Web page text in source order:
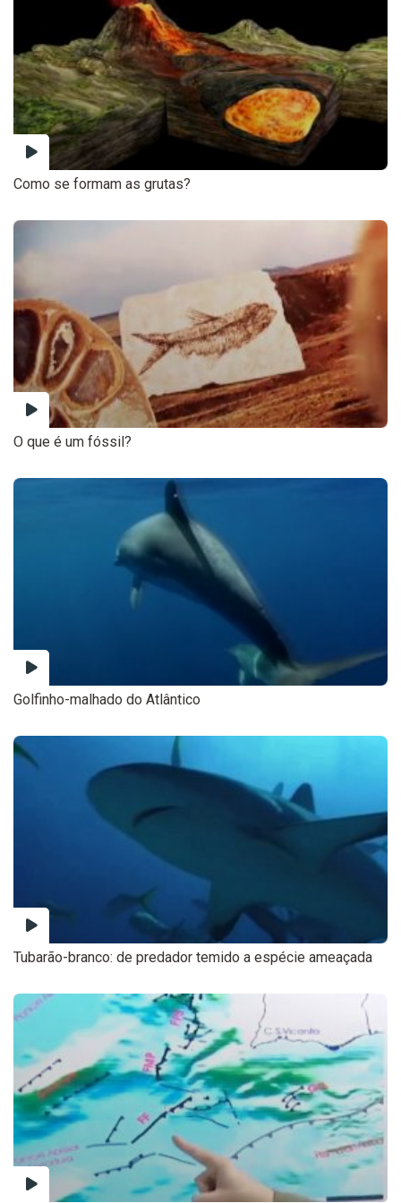
Como se formam as grutas?
O que é um fóssil?
Golfinho-malhado do Atlântico
Tubarão-branco: de predador temido a espécie ameaçada